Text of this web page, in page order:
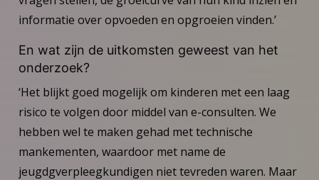
informatie over opvoeden en opgroeien vinden.’
En wat zijn de uitkomsten geweest van het
onderzoek?
‘Het blijkt goed mogelijk om kinderen met een laag
risico te volgen door middel van e-consulten. We
hebben wel te maken gehad met technische
mankementen, waardoor met name de
jeugdgverpleegkundigen niet tevreden waren. Maar